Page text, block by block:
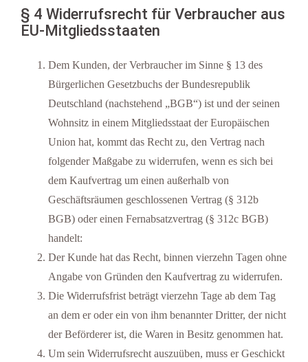
§ 4 Widerrufsrecht für Verbraucher aus
EU-Mitgliedsstaaten
Dem Kunden, der Verbraucher im Sinne § 13 des
Bürgerlichen Gesetzbuchs der Bundesrepublik
Deutschland (nachstehend „BGB“) ist und der seinen
Wohnsitz in einem Mitgliedsstaat der Europäischen
Union hat, kommt das Recht zu, den Vertrag nach
folgender Maßgabe zu widerrufen, wenn es sich bei
dem Kaufvertrag um einen außerhalb von
Geschäftsräumen geschlossenen Vertrag (§ 312b
BGB) oder einen Fernabsatzvertrag (§ 312c BGB)
handelt:
Der Kunde hat das Recht, binnen vierzehn Tagen ohne
Angabe von Gründen den Kaufvertrag zu widerrufen.
Die Widerrufsfrist beträgt vierzehn Tage ab dem Tag
an dem er oder ein von ihm benannter Dritter, der nicht
der Beförderer ist, die Waren in Besitz genommen hat.
Um sein Widerrufsrecht auszuüben, muss er Geschickt